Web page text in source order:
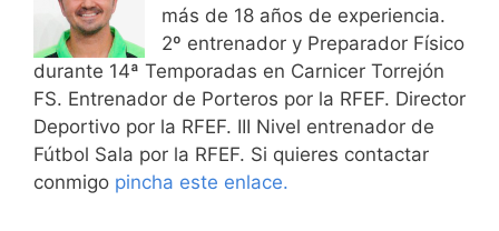
más de 18 años de experiencia.
2º entrenador y Preparador Físico
durante 14ª Temporadas en Carnicer Torrejón
FS. Entrenador de Porteros por la RFEF. Director
Deportivo por la RFEF. III Nivel entrenador de
Fútbol Sala por la RFEF. Si quieres contactar
conmigo pincha este enlace.